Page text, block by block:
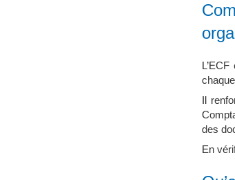
Il
des
En